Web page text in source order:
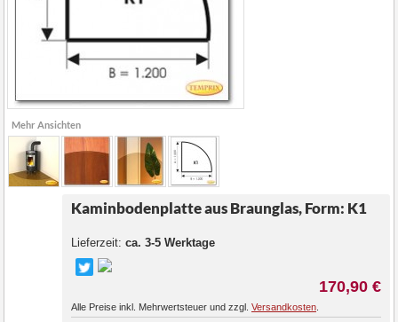
Mehr Ansichten
Kaminbodenplatte aus Braunglas, Form: K1
Lieferzeit: ca. 3-5 Werktage
170,90 €
Alle Preise inkl. Mehrwertsteuer und zzgl. Versandkosten